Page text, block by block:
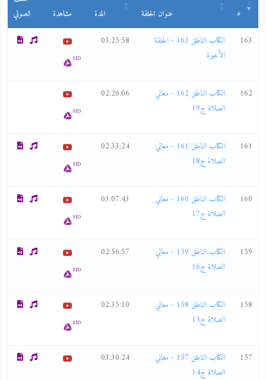
عنوان الحلقة المدة مشاهدة
الصوتي
163
الكتاب الناطق 163 - الحلقة
الأخيرة
03:25:58
HD
162
الكتاب الناطق 162 - معاني
الصلاة ج19
02:26:06
HD
161
الكتاب الناطق 161 - معاني
الصلاة ج18
02:33:24
HD
160
الكتاب الناطق 160 - معاني
الصلاة ج17
03:07:43
HD
159
الكتاب الناطق 159 - معاني
الصلاة ج16
02:56:57
HD
158
الكتاب الناطق 158 - معاني
الصلاة ج15
02:35:10
HD
157
الكتاب الناطق 157 - معاني
الصلاة ج14
03:30:24